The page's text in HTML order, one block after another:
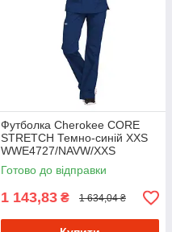
Футболка Cherokee CORE
STRETCH Темно-синій XXS
WWE4727/NAVW/XXS
Готово до відправки
1 143,83 ₴ 1 634,04 ₴